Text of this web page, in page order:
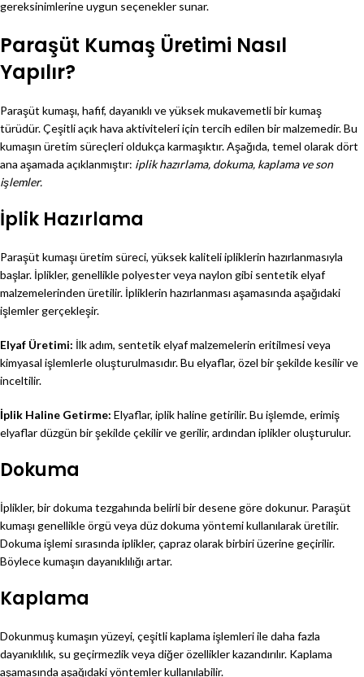
gereksinimlerine uygun seçenekler sunar.
Paraşüt Kumaş Üretimi Nasıl
Yapılır?
Paraşüt kumaşı, hafif, dayanıklı ve yüksek mukavemetli bir kumaş
türüdür. Çeşitli açık hava aktiviteleri için tercih edilen bir malzemedir. Bu
kumaşın üretim süreçleri oldukça karmaşıktır. Aşağıda, temel olarak dört
ana aşamada açıklanmıştır: iplik hazırlama, dokuma, kaplama ve son
işlemler.
İplik Hazırlama
Paraşüt kumaşı üretim süreci, yüksek kaliteli ipliklerin hazırlanmasıyla
başlar. İplikler, genellikle polyester veya naylon gibi sentetik elyaf
malzemelerinden üretilir. İpliklerin hazırlanması aşamasında aşağıdaki
işlemler gerçekleşir.
Elyaf Üretimi: İlk adım, sentetik elyaf malzemelerin eritilmesi veya
kimyasal işlemlerle oluşturulmasıdır. Bu elyaflar, özel bir şekilde kesilir ve
inceltilir.
İplik Haline Getirme: Elyaflar, iplik haline getirilir. Bu işlemde, erimiş
elyaflar düzgün bir şekilde çekilir ve gerilir, ardından iplikler oluşturulur.
Dokuma
İplikler, bir dokuma tezgahında belirli bir desene göre dokunur. Paraşüt
kumaşı genellikle örgü veya düz dokuma yöntemi kullanılarak üretilir.
Dokuma işlemi sırasında iplikler, çapraz olarak birbiri üzerine geçirilir.
Böylece kumaşın dayanıklılığı artar.
Kaplama
Dokunmuş kumaşın yüzeyi, çeşitli kaplama işlemleri ile daha fazla
dayanıklılık, su geçirmezlik veya diğer özellikler kazandırılır. Kaplama
aşamasında aşağıdaki yöntemler kullanılabilir.